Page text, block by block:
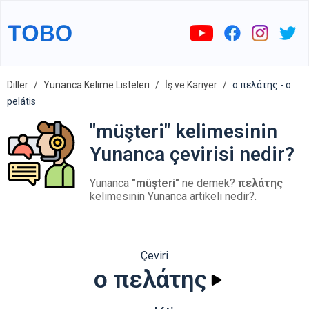
Diller Yunanca Kelime Listeleri İş ve Kariyer
ο πελάτης - o
pelátis
"müşteri" kelimesinin
Yunanca çevirisi nedir?
Yunanca "müşteri" ne demek? πελάτης
kelimesinin Yunanca artikeli nedir?.
Çeviri
ο πελάτης